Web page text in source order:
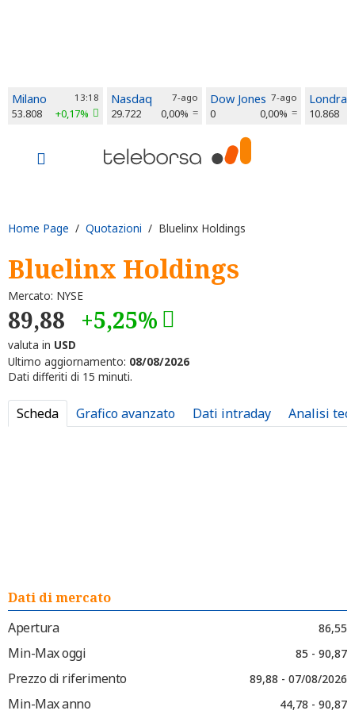
Milano 13:18
53.808 +0,17%
Nasdaq 7-ago
29.722 0,00%
Dow Jones 7-ago
0 0,00%
Londra
10.868
Home Page / Quotazioni / Bluelinx Holdings
Bluelinx Holdings
Mercato: NYSE
89,88 +5,25%
valuta in USD
Ultimo aggiornamento: 08/08/2026
Dati differiti di 15 minuti.
Scheda Grafico avanzato Dati intraday Analisi
Dati di mercato
Apertura
86,55
Min-Max oggi 85 - 90,87
Prezzo di riferimento 89,88 - 07/08/2026
Min-Max anno 44,78 - 90,87